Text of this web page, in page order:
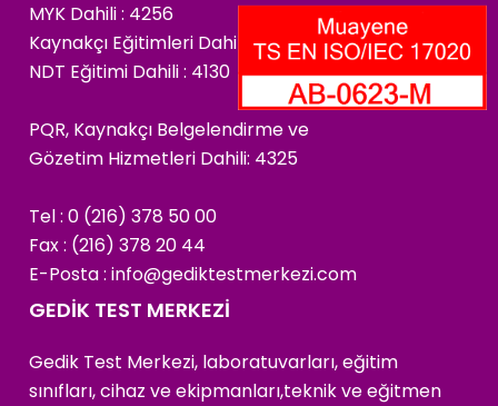
MYK Dahili : 4256
Kaynakçı Eğitimleri Dahili : 4174
NDT Eğitimi Dahili : 4130
PQR, Kaynakçı Belgelendirme ve
Gözetim Hizmetleri Dahili: 4325
Tel : 0 (216) 378 50 00
Fax : (216) 378 20 44
E-Posta :info@gediktestmerkezi.com
GEDİK TEST MERKEZİ
Gedik Test Merkezi, laboratuvarları, eğitim
sınıfları, cihaz ve ekipmanları,teknik ve eğitmen